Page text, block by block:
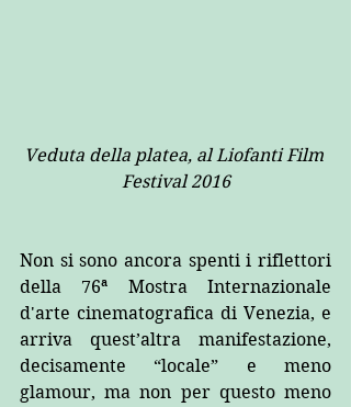
Veduta della platea, al Liofanti Film
Festival 2016
Non si sono ancora spenti i riflettori
della 76ª Mostra Internazionale
d'arte cinematografica di Venezia, e
arriva quest’altra manifestazione,
decisamente “locale” e meno
glamour, ma non per questo meno